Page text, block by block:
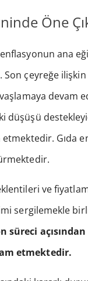
Öne
enflasyonun ana
Son çeyreğe
devam
düşüşü
Gıda
ve
sergilemekle
süreci
etmektedir.